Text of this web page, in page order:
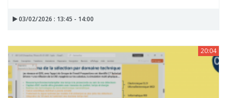
03/02/2026 : 13:45 - 14:00
20:04